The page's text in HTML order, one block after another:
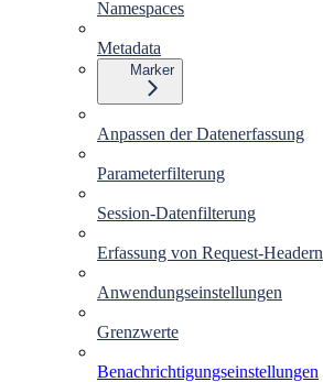
Namespaces
Metadata
Marker
Anpassen der Datenerfassung
Parameterfilterung
Session-Datenfilterung
Erfassung von Request-Headern
Anwendungseinstellungen
Grenzwerte
Benachrichtigungseinstellungen